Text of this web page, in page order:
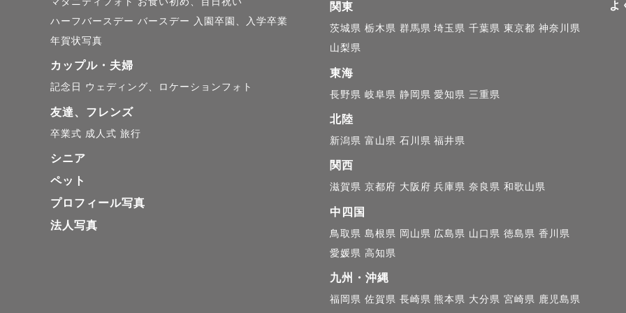
┈┈┈┈┈┈┈┈┈┈┈┈┈┈┈┈┈
📍対応エリア📍
奈良、大阪、京都
奈良県在住のため、奈良の撮影が特に得意です！
⚫︎春日大社(奈良市)⚫︎
観光客の方で常に混み合っている人気スポットですが、熟知してい
スムーズなまわり方や撮影スポットを心得ています🦌
⚫︎馬見丘陵公園(北葛城郡)⚫︎
広い公園内に様々なお花が咲く奈良県内でも有名なスポット🌻
お花の時期やエリアのご案内が可能です🌷
ハーフバースデー バースデー
入園卒園、入学卒業
年賀状写真
カップル・夫婦
記念日 ウェディング、ロケーションフォト
友達、フレンズ
卒業式 成人式 旅行
シニア
ペット
プロフィール写真
法人写真
関東
茨城県 栃木県 群馬県 埼玉県 千葉県 東京都 神奈川県
山梨県
東海
長野県 岐阜県 静岡県 愛知県 三重県
北陸
新潟県 富山県 石川県 福井県
関西
滋賀県 京都府 大阪府 兵庫県 奈良県 和歌山県
中四国
鳥取県 島根県 岡山県 広島県 山口県 徳島県 香川県
愛媛県 高知県
九州・沖縄
福岡県 佐賀県 長崎県 熊本県 大分県 宮崎県 鹿児島県
よ